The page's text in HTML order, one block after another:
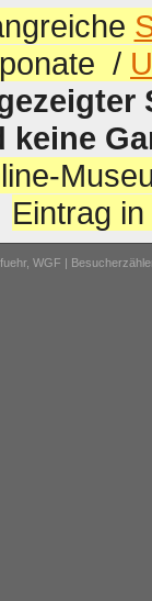
/
keine
Eintrag
WGF |